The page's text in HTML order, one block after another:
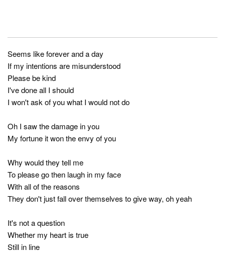
Seems like forever and a day
If my intentions are misunderstood
Please be kind
I've done all I should
I won't ask of you what I would not do
Oh I saw the damage in you
My fortune it won the envy of you
Why would they tell me
To please go then laugh in my face
With all of the reasons
They don't just fall over themselves to give way, oh yeah
It's not a question
Whether my heart is true
Still in line